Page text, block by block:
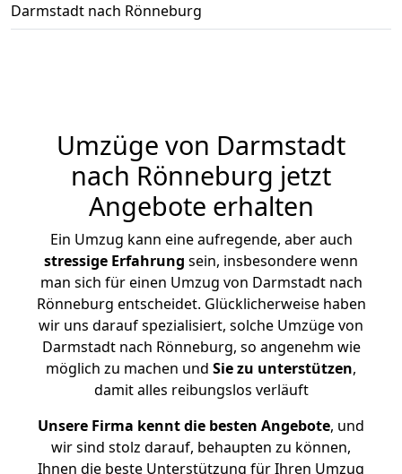
Darmstadt nach Rönneburg
Umzüge von Darmstadt
nach Rönneburg jetzt
Angebote erhalten
Ein Umzug kann eine aufregende, aber auch
stressige Erfahrung sein, insbesondere wenn
man sich für einen Umzug von Darmstadt nach
Rönneburg entscheidet. Glücklicherweise haben
wir uns darauf spezialisiert, solche Umzüge von
Darmstadt nach Rönneburg, so angenehm wie
möglich zu machen und Sie zu unterstützen,
damit alles reibungslos verläuft
Unsere Firma kennt die besten Angebote, und
wir sind stolz darauf, behaupten zu können,
Ihnen die beste Unterstützung für Ihren Umzug